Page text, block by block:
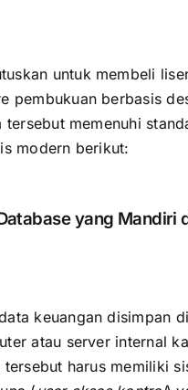
untuk membeli
pembukuan berbasis
tersebut memenuhi
modern berikut:
yang Mandiri
keuangan disimpan
atau server internal
harus memiliki